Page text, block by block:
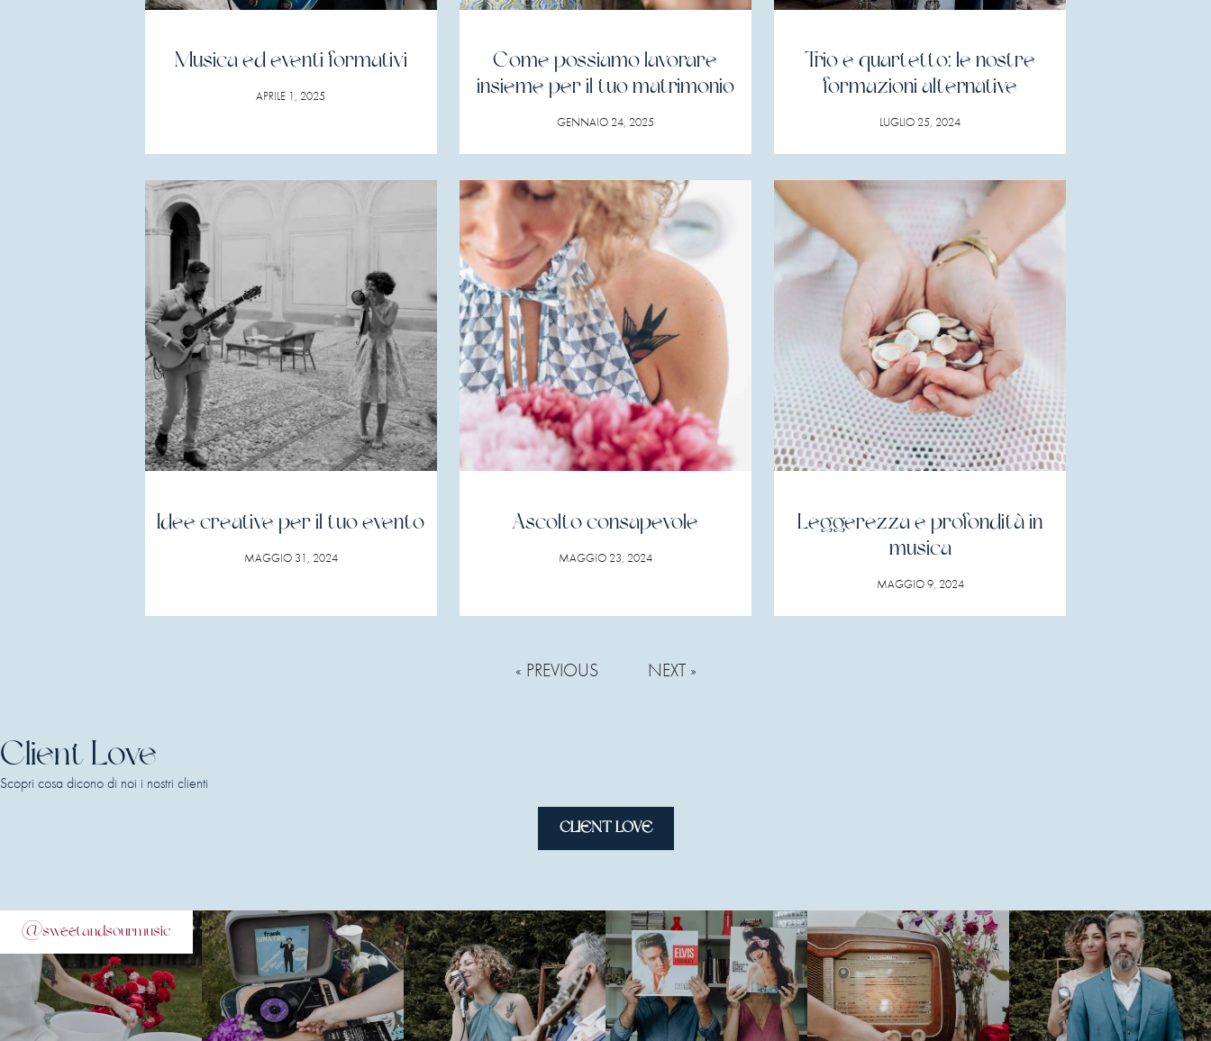
Musica ed eventi formativi
APRILE 1, 2025
Come possiamo lavorare
insieme per il tuo matrimonio
GENNAIO 24, 2025
Trio e quartetto: le nostre
formazioni alternative
LUGLIO 25, 2024
Idee creative per il tuo evento
MAGGIO 31, 2024
Ascolto consapevole
MAGGIO 23, 2024
Leggerezza e profondità in
musica
MAGGIO 9, 2024
« PREVIOUS NEXT »
Client Love
Scopri cosa dicono di noi i nostri clienti
CLIENT LOVE
@sweetandsourmusic